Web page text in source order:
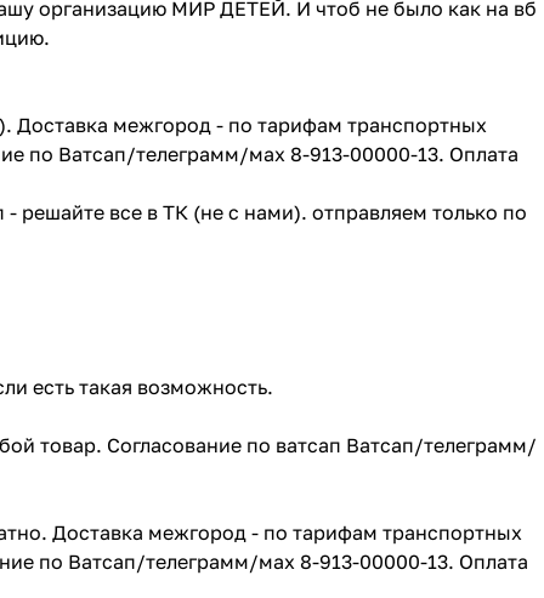
организацию МИР ДЕТЕЙ. И чтоб не было как на вб
Доставка межгород - по тарифам транспортных
по Ватсап/телеграмм/мах 8-913-00000-13. Оплата
решайте все в ТК (не с нами). отправляем только по
есть такая возможность.
товар. Согласование по ватсап Ватсап/телеграмм/
Доставка межгород - по тарифам транспортных
по Ватсап/телеграмм/мах 8-913-00000-13. Оплата